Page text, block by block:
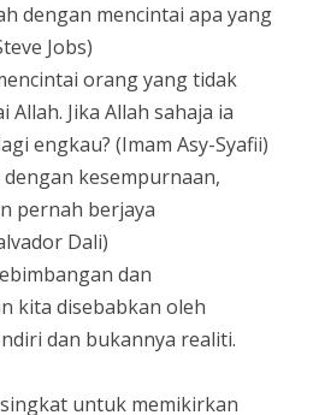
dengan mencintai apa yang
Jobs)
orang yang tidak
Allah. Jika Allah sahaja ia
engkau? (Imam Asy-Syafii)
kesempurnaan,
pernah berjaya
Dali)
dan
kita disebabkan oleh
dan bukannya realiti.
untuk memikirkan